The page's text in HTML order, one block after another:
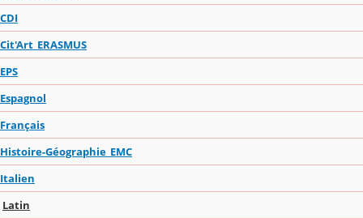
CDI
Cit'Art_ERASMUS
EPS
Espagnol
Français
Histoire-Géographie_EMC
Italien
Latin